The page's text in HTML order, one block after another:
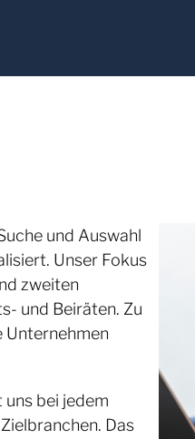
und Auswahl
Unser Fokus
zweiten
und Beiräten. Zu
Unternehmen
bei jedem
Das